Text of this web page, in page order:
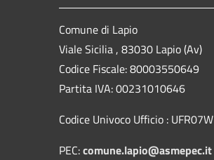
Comune di Lapio
Viale Sicilia , 83030 Lapio (Av)
Codice Fiscale: 80003550649
Partita IVA: 00231010646
Codice Univoco Ufficio : UFR07W
PEC:comune.lapio@asmepec.it